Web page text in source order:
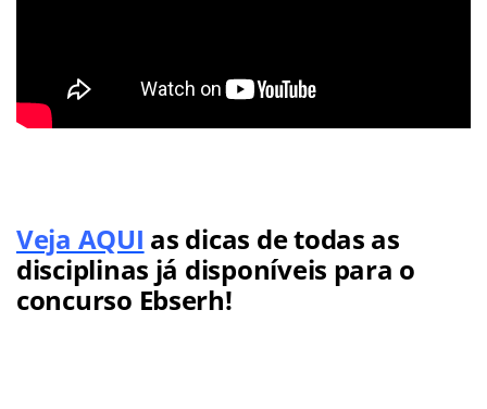
Veja AQUI as dicas de todas as
disciplinas já disponíveis para o
concurso Ebserh!